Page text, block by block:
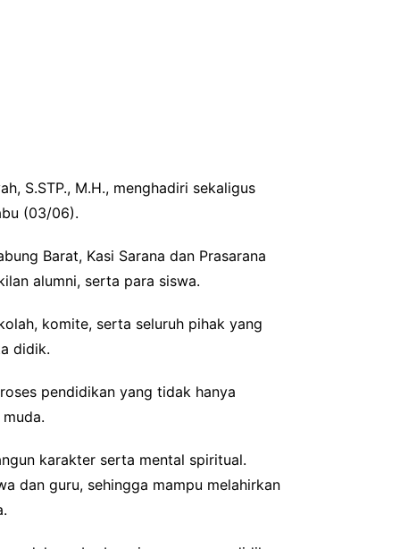
S.STP., M.H., menghadiri sekaligus
(03/06).
Barat, Kasi Sarana dan Prasarana
alumni, serta para siswa.
komite, serta seluruh pihak yang
didik.
pendidikan yang tidak hanya
karakter serta mental spiritual.
dan guru, sehingga mampu melahirkan